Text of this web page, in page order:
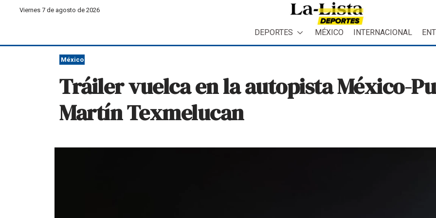
Viernes 7 de agosto de 2026
DEPORTES MÉXICO INTERNACIONAL
México
Tráiler vuelca en la autopista México-
Martín Texmelucan